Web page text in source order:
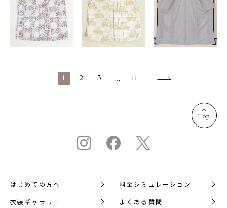
1 2 3 … 11
Top
はじめての方へ 料金シミュレーション
衣装ギャラリー よくある質問